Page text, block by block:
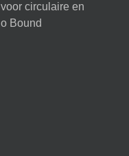
circulaire en
Bound